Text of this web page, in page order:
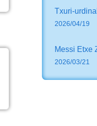
Txuri-
2026/04/19
Messi Etxe
2026/03/21